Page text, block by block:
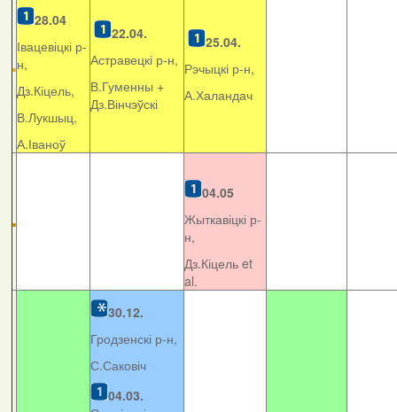
28.04
Івацевіцкі р-
н,
Дз.Кіцель,
В.Лукшыц,
А.Іваноў
22.04.
Астравецкі р-н,
В.Гуменны +
Дз.Вінчэўскі
25.04.
Рэчыцкі р-н,
А.Халандач
04.05
Жыткавіцкі р-
н,
Дз.Кіцель et
al.
30.12.
Гродзенскі р-н,
С.Саковіч
04.03.